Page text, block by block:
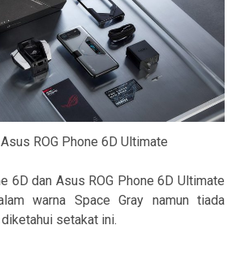
ROG Phone 6D Ultimate
6D dan Asus ROG Phone 6D Ultimate
warna Space Gray namun tiada
setakat ini.